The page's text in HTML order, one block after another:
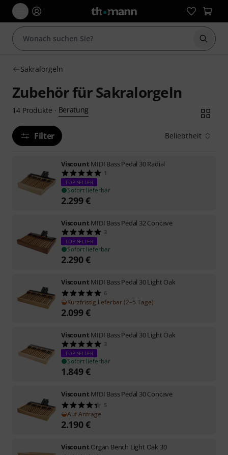
Suche
Sakralorgeln
Zubehör für Sakralorgeln
14 Produkte · Beratung
Filter Beliebtheit
Viscount MIDI Bass Pedal 30 Radial
1
TOP-SELLER
Sofort lieferbar
2.299€
Viscount MIDI Bass Pedal 32 Concave
3
TOP-SELLER
Sofort lieferbar
2.290€
Viscount MIDI Bass Pedal 30 Light Oak
6
Kurzfristig lieferbar (2–5 Tage)
2.099€
Viscount MIDI Bass Pedal 30 Light Oak
3
TOP-SELLER
Sofort lieferbar
1.849€
Viscount MIDI Bass Pedal 30 Concave
5
Auf Anfrage
2.190€
Viscount Organ Bench Light Oak 30